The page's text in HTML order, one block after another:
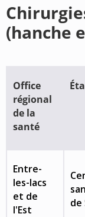
(hanche
Office
régional
de la
santé
Entre-
les-lacs
et de
l'Est
de